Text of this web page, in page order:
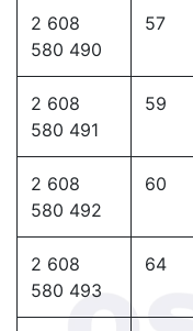
2 608
580 490
57
2 608
580 491
59
2 608
580 492
60
2 608
580 493
64